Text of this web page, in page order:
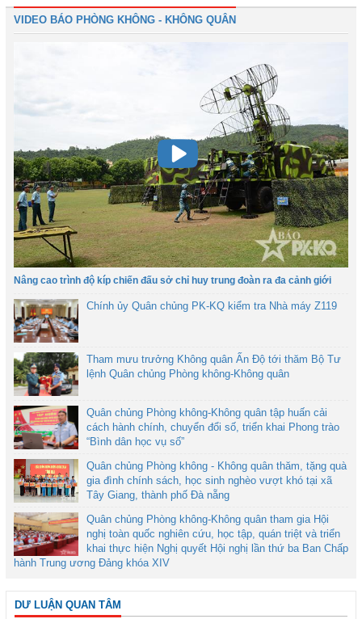
VIDEO BÁO PHÒNG KHÔNG - KHÔNG QUÂN
Nâng cao trình độ kíp chiến đấu sở chỉ huy trung đoàn ra đa cảnh giới
Chính ủy Quân chủng PK-KQ kiểm tra Nhà máy Z119
Tham mưu trưởng Không quân Ấn Độ tới thăm Bộ Tư
lệnh Quân chủng Phòng không-Không quân
Quân chủng Phòng không-Không quân tập huấn cải
cách hành chính, chuyển đổi số, triển khai Phong trào
“Bình dân học vụ số”
Quân chủng Phòng không - Không quân thăm, tặng quà
gia đình chính sách, học sinh nghèo vượt khó tại xã
Tây Giang, thành phố Đà nẵng
Quân chủng Phòng không-Không quân tham gia Hội
nghị toàn quốc nghiên cứu, học tập, quán triệt và triển
khai thực hiện Nghị quyết Hội nghị lần thứ ba Ban Chấp
hành Trung ương Đảng khóa XIV
DƯ LUẬN QUAN TÂM